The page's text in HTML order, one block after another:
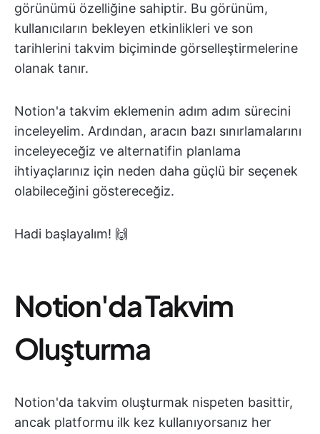
görünümü özelliğine sahiptir. Bu görünüm,
kullanıcıların bekleyen etkinlikleri ve son
tarihlerini takvim biçiminde görselleştirmelerine
olanak tanır.
Notion'a takvim eklemenin adım adım sürecini
inceleyelim. Ardından, aracın bazı sınırlamalarını
inceleyeceğiz ve alternatifin planlama
ihtiyaçlarınız için neden daha güçlü bir seçenek
olabileceğini göstereceğiz.
Hadi başlayalım! 🙌
Notion'da Takvim
Oluşturma
Notion'da takvim oluşturmak nispeten basittir,
ancak platformu ilk kez kullanıyorsanız her